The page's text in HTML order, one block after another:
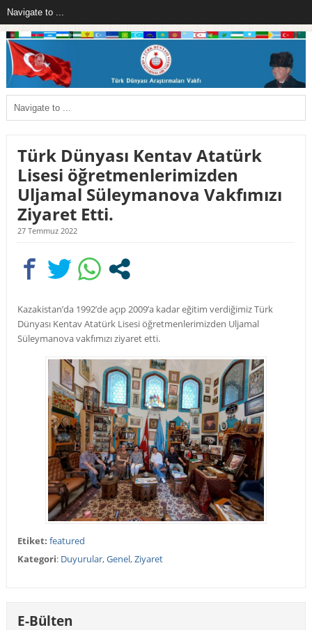
Türk Dünyası Kentav Atatürk
Lisesi öğretmenlerimizden
Uljamal Süleymanova Vakfımızı
Ziyaret Etti.
27 Temmuz 2022
Kazakistan’da 1992’de açıp 2009’a kadar eğitim verdiğimiz Türk
Dünyası Kentav Atatürk Lisesi öğretmenlerimizden Uljamal
Süleymanova vakfımızı ziyaret etti.
Etiket: featured
Kategori: Duyurular,Genel,Ziyaret
E-Bülten